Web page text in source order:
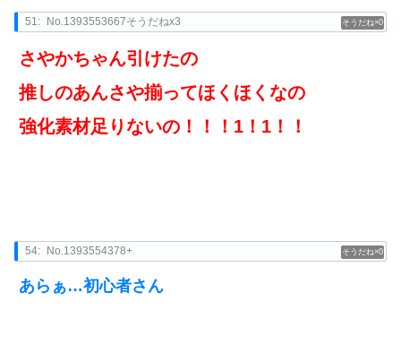
0
51: No.1393553667そうだねx3
さやかちゃん引けたの
推しのあんさや揃ってほくほくなの
強化素材足りないの！！！1！1！！
0
54: No.1393554378+
あらぁ…初心者さん